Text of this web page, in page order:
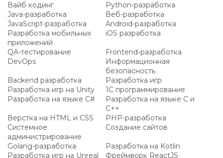
Вайб кодинг
Python-разработка
Java-разработка
Веб-разработка
JavaScript-разработка
Android-разработка
Разработка мобильных
приложений
iOS разработка
QA-тестирование
Frontend-разработка
DevOps
Информационная
безопасность
Backend разработка
Разработка игр
Разработка игр на Unity
1C программирование
Разработка на языке C#
Разработка на языке C и
C++
Верстка на HTML и CSS
PHP-разработка
Системное
администрирование
Создание сайтов
Golang-разработка
Разработка на Kotlin
Разработка игр на Unreal
Фреймворк ReactJS